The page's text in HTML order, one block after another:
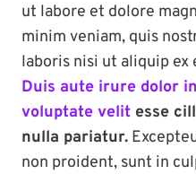
ut labore et dolore
minim veniam, quis
laboris nisi ut aliquip ex
Duis aute irure dolor
voluptate velit esse
nulla pariatur.
non proident, sunt in